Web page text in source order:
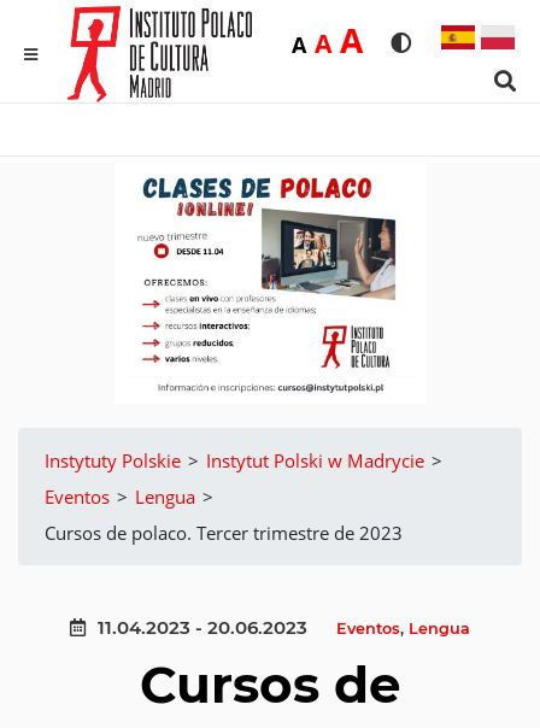
Rozmiar
ADomyślna
AŚrednia
ADużaWersja
Instytuty Polskie > Instytut Polski w Madrycie >
Eventos > Lengua >
Cursos de polaco. Tercer trimestre de 2023
11.04.2023 - 20.06.2023 Eventos, Lengua
Cursos de